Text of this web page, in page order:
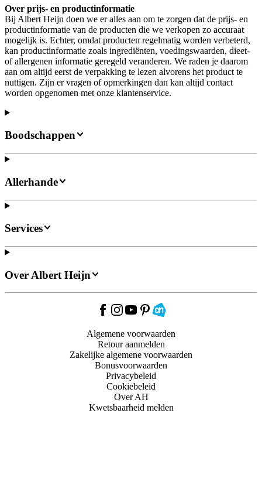
Over prijs- en productinformatie
Bij Albert Heijn doen we er alles aan om te zorgen dat de prijs- en
productinformatie van de producten die we verkopen zo accuraat
mogelijk is. Echter, omdat producten regelmatig worden verbeterd,
kan productinformatie zoals ingrediënten, voedingswaarden, dieet-
of allergenen informatie geregeld veranderen. We raden je daarom
aan om altijd eerst de verpakking te lezen alvorens het product te
nuttigen. Zijn er vragen of opmerkingen dan kan altijd contact
worden opgenomen met onze klantenservice.
Boodschappen
Allerhande
Services
Over Albert Heijn
Algemene voorwaarden
Retour aanmelden
Zakelijke algemene voorwaarden
Bonusvoorwaarden
Privacybeleid
Cookiebeleid
Over AH
Kwetsbaarheid melden